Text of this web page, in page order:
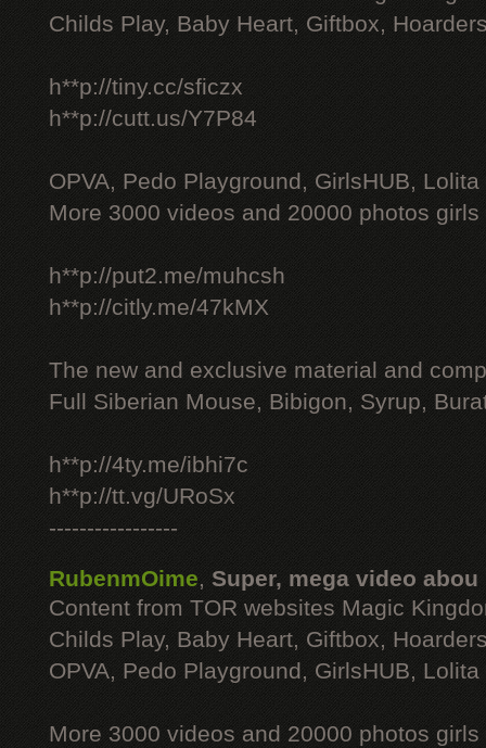
Childs Play, Baby Heart, Giftbox,
h**p://tiny.cc/sficzx
h**p://cutt.us/Y7P84
OPVA, Pedo Playground, GirlsHUB, Lolita
More 3000 videos and 20000 photos
h**p://put2.me/muhcsh
h**p://citly.me/47kMX
The new and exclusive material and
Full Siberian Mouse, Bibigon, Syrup,
h**p://4ty.me/ibhi7c
h**p://tt.vg/URoSx
-----------------
RubenmOime, Super, mega video abou
Content from TOR websites Magic
Childs Play, Baby Heart, Giftbox,
OPVA, Pedo Playground, GirlsHUB, Lolita
More 3000 videos and 20000 photos